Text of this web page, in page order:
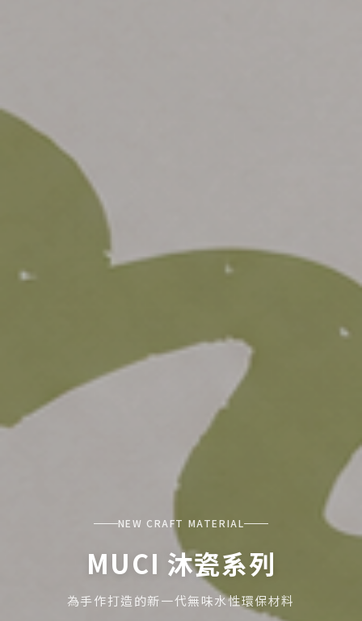
NEW CRAFT MATERIAL
MUCI 沐瓷系列
為手作打造的新一代無味水性環保材料